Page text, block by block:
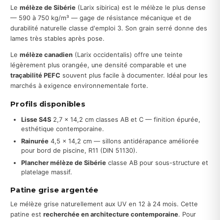
Le mélèze de Sibérie (Larix sibirica) est le mélèze le plus dense
— 590 à 750 kg/m³ — gage de résistance mécanique et de
durabilité naturelle classe d'emploi 3. Son grain serré donne des
lames très stables après pose.
Le mélèze canadien (Larix occidentalis) offre une teinte
légèrement plus orangée, une densité comparable et une
traçabilité PEFC souvent plus facile à documenter. Idéal pour les
marchés à exigence environnementale forte.
Profils disponibles
Lisse S4S 2,7 × 14,2 cm classes AB et C — finition épurée,
esthétique contemporaine.
Rainurée 4,5 × 14,2 cm — sillons antidérapance améliorée
pour bord de piscine, R11 (DIN 51130).
Plancher mélèze de Sibérie classe AB pour sous-structure et
platelage massif.
Patine grise argentée
Le mélèze grise naturellement aux UV en 12 à 24 mois. Cette
patine est recherchée en architecture contemporaine. Pour